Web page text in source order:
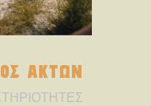
ΑΚΤΩΝ